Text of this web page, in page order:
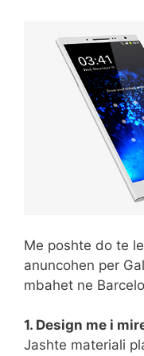
Me poshte do te
anuncohen per
mbahet ne
1. Design me i
Jashte materiali